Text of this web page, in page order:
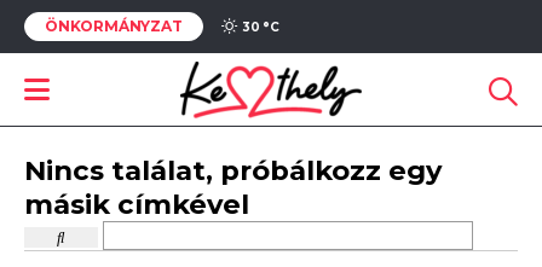
ÖNKORMÁNYZAT 30 °C
Nincs találat, próbálkozz egy
másik címkével